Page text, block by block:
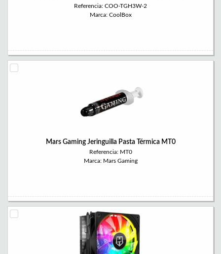
Referencia: COO-TGH3W-2
Marca: CoolBox
Mars Gaming Jeringuilla Pasta Térmica MT0
Referencia: MT0
Marca: Mars Gaming